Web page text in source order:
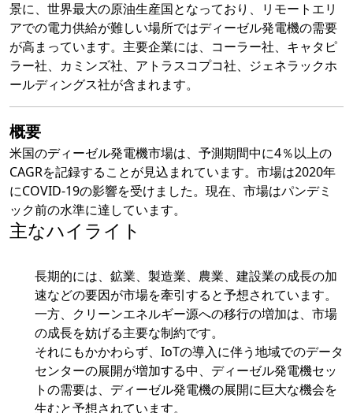
景に、世界最大の原油生産国となっており、リモートエリ
アでの電力供給が難しい場所ではディーゼル発電機の需要
が高まっています。主要企業には、コーラー社、キャタピ
ラー社、カミンズ社、アトラスコプコ社、ジェネラックホ
ールディングス社が含まれます。
概要
米国のディーゼル発電機市場は、予測期間中に4％以上の
CAGRを記録することが見込まれています。市場は2020年
にCOVID-19の影響を受けました。現在、市場はパンデミ
ック前の水準に達しています。
主なハイライト
長期的には、鉱業、製造業、農業、建設業の成長の加
速などの要因が市場を牽引すると予想されています。
一方、クリーンエネルギー源への移行の増加は、市場
の成長を妨げる主要な制約です。
それにもかかわらず、IoTの導入に伴う地域でのデータ
センターの展開が増加する中、ディーゼル発電機セッ
トの需要は、ディーゼル発電機の展開に巨大な機会を
生むと予想されています。